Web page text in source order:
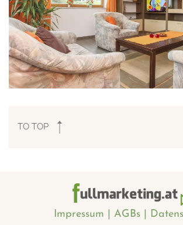
TO TOP
Impressum | AGBs |